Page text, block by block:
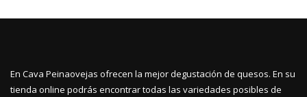
En Cava Peinaovejas ofrecen la mejor degustación de quesos. En su
tienda online podrás encontrar todas las variedades posibles de